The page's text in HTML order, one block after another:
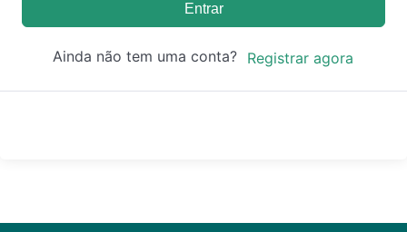
Entrar
Ainda não tem uma conta? Registrar agora